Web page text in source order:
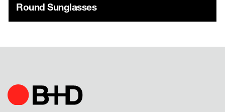
Round Sunglasses